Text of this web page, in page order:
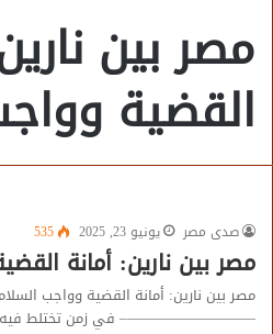
مصر بين
القضية
صدى مصر
يونيو 23, 2025 535
مصر بين نارين: أمانة
مصر بين نارين: أمانة القضية وواجب
—————————– في زمن تختلط فيه